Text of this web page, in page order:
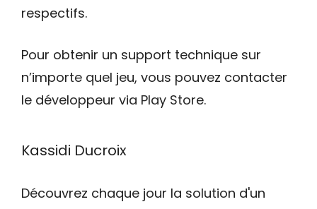
respectifs.
Pour obtenir un support technique sur
n’importe quel jeu, vous pouvez contacter
le développeur via Play Store.
Kassidi Ducroix
Découvrez chaque jour la solution d'un